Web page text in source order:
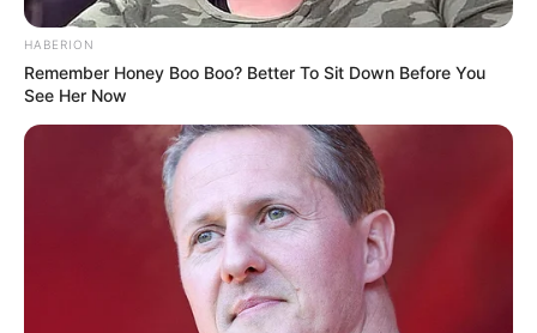
HABERION
Remember Honey Boo Boo? Better To Sit Down Before You
See Her Now